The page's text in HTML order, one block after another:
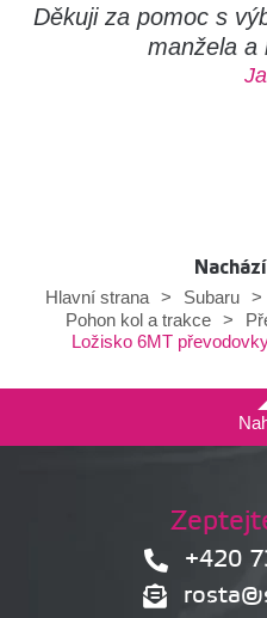
Děkuji za pomoc s
manžela a
Hlavní strana
> Subaru >
Pohon kol a trakce
>
Ložisko 6MT
+420